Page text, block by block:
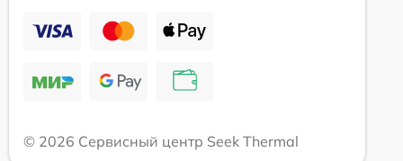
© 2026 Сервисный центр Seek Thermal